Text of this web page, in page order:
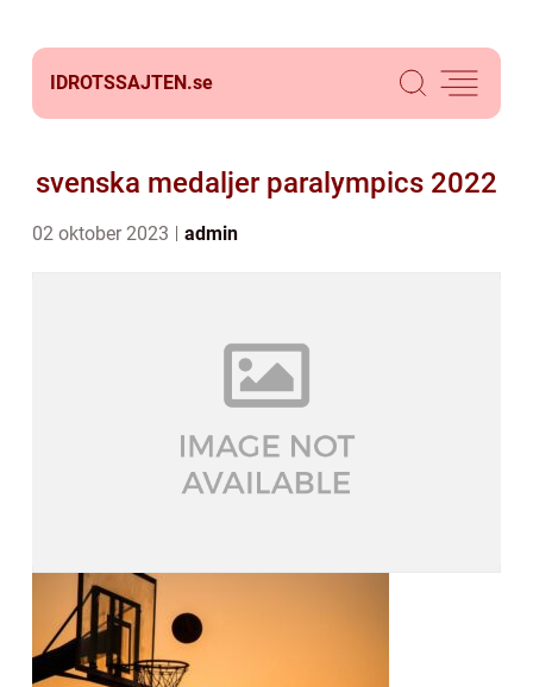
IDROTSSAJTEN.se
svenska medaljer paralympics 2022
02 oktober 2023 admin